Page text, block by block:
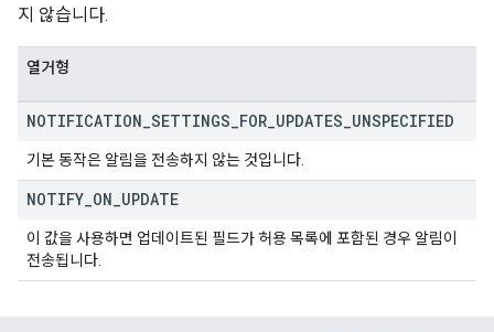
지 않습니다.
열거형
NOTIFICATION SETTINGS FOR UPDATES UNSPECIFIED
기본 동작은 알림을 전송하지 않는 것입니다.
NOTIFY ON UPDATE
이 값을 사용하면 업데이트된 필드가 허용 목록에 포함된 경우 알림이
전송됩니다.